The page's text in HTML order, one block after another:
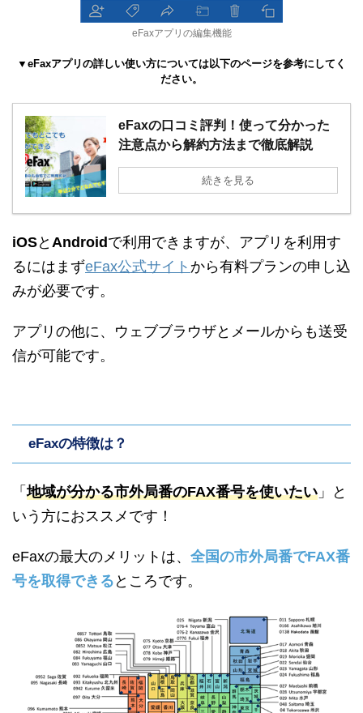
eFaxアプリの編集機能
▼eFaxアプリの詳しい使い方については以下のページを参考にしてく
ださい。
eFaxの口コミ評判！使って分かった
注意点から解約方法まで徹底解説
続きを見る
iOSと Androidで利用できますが、アプリを利用す
るにはまずeFax公式サイト から有料プランの申し込
みが必要です。
アプリの他に、ウェブブラウザとメールからも送受
信が可能です。
eFaxの特徴は？
「地域が分かる市外局番のFAX番号を使いたい 」と
いう方におススメです！
eFaxの最大のメリットは、 全国の市外局番でFAX番
号を取得できる ところです。